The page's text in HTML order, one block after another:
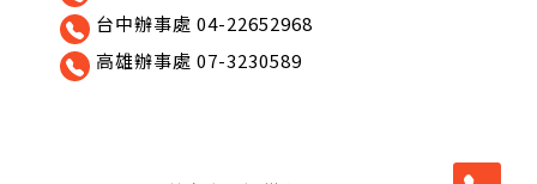
台中辦事處 04-22652968
高雄辦事處 07-3230589